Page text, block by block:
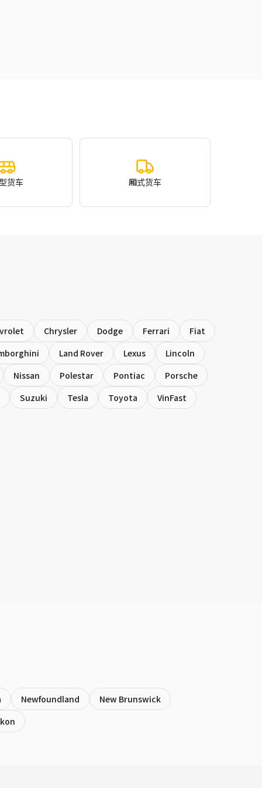
货车 厢式货车
Chrysler Dodge Ferrari
Fiat
Land Rover Lexus
Lincoln
Nissan
Polestar Pontiac
Porsche
Suzuki
Tesla Toyota VinFast
Newfoundland
New Brunswick